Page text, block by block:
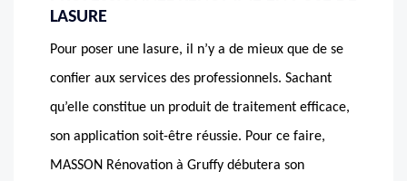
LASURE
Pour poser une lasure, il n’y a de mieux que de se
confier aux services des professionnels. Sachant
qu’elle constitue un produit de traitement efficace,
son application soit-être réussie. Pour ce faire,
MASSON Rénovation à Gruffy débutera son